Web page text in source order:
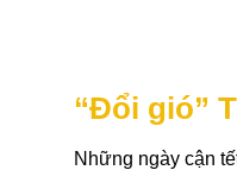
“Đổi gió”
Những ngày cận